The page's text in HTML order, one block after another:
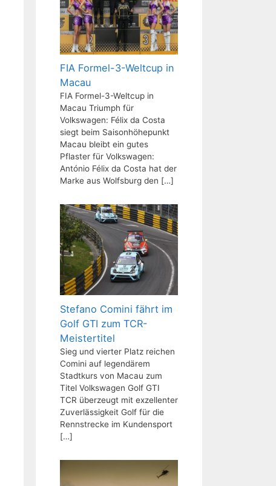
FIA Formel-3-Weltcup in
Macau
FIA Formel-3-Weltcup in
Macau Triumph für
Volkswagen: Félix da Costa
siegt beim Saisonhöhepunkt
Macau bleibt ein gutes
Pflaster für Volkswagen:
António Félix da Costa hat der
Marke aus Wolfsburg den […]
Stefano Comini fährt im
Golf GTI zum TCR-
Meistertitel
Sieg und vierter Platz reichen
Comini auf legendärem
Stadtkurs von Macau zum
Titel Volkswagen Golf GTI
TCR überzeugt mit exzellenter
Zuverlässigkeit Golf für die
Rennstrecke im Kundensport
[…]